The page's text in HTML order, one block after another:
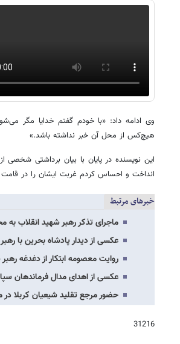
وی ادامه داد: «با خودم گفتم خدایا مگر
هیچ‌کس از محل آن خبر نداشته باشد.»
این نویسنده در پایان با بیان برداشتی
انداخت و احساس کردم غربت ایشان را در قامت
خبرهای مرتبط
ماجرای تذکر رهبر شهید انقلاب به
عکسی از دیدار پادشاه بحرین با رهبر شهید انقلاب
روایت معصومه ابتکار از دغدغه
عکسی از اهدای مدال فرماندهان
حضور مرجع تقلید شیعیان کربلا
31216